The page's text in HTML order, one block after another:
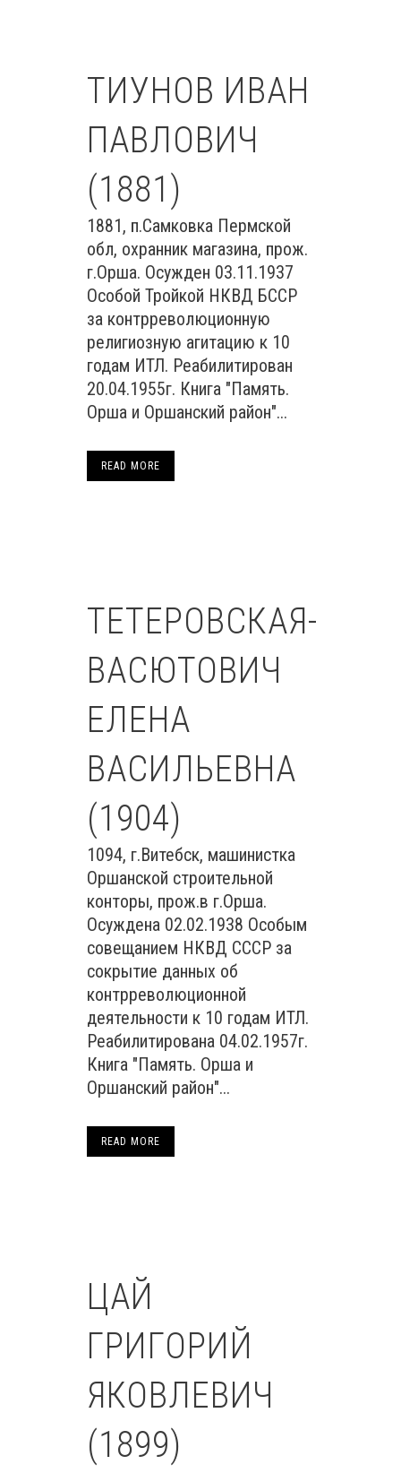
ТИУНОВ ИВАН
ПАВЛОВИЧ
(1881)
1881, п.Самковка Пермской
обл, охранник магазина, прож.
г.Орша. Осужден 03.11.1937
Особой Тройкой НКВД БССР
за контрреволюционную
религиозную агитацию к 10
годам ИТЛ. Реабилитирован
20.04.1955г. Книга "Память.
Орша и Оршанский район"...
READ MORE
ТЕТЕРОВСКАЯ-
ВАСЮТОВИЧ
ЕЛЕНА
ВАСИЛЬЕВНА
(1904)
1094, г.Витебск, машинистка
Оршанской строительной
конторы, прож.в г.Орша.
Осуждена 02.02.1938 Особым
совещанием НКВД СССР за
сокрытие данных об
контрреволюционной
деятельности к 10 годам ИТЛ.
Реабилитирована 04.02.1957г.
Книга "Память. Орша и
Оршанский район"...
READ MORE
ЦАЙ
ГРИГОРИЙ
ЯКОВЛЕВИЧ
(1899)